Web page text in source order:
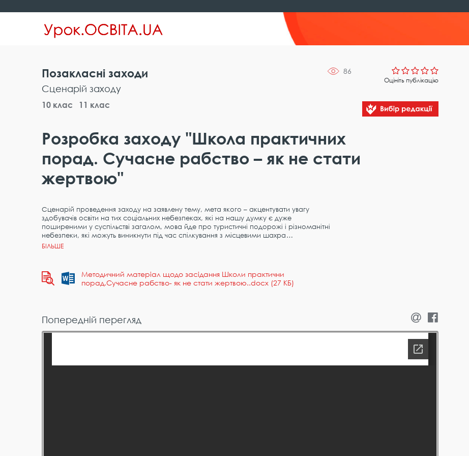
86
Оцініть публікацію
Позакласні заходи
Сценарій заходу
10 клас 11 клас
Розробка заходу "Школа практичних
порад. Сучасне рабство – як не стати
жертвою"
Сценарій проведення заходу на заявлену тему, мета якого – акцентувати увагу
здобувачів освіти на тих соціальних небезпеках, які на нашу думку є дуже
поширеними у суспільстві загалом, мова йде про туристичні подорожі і різноманітні
небезпеки, які можуть виникнути під час спілкування з місцевими шахра
Методичний матеріал щодо засідання Школи практични
порад.Сучасне рабство- як не стати жертвою..docx (27 КБ)
Попередній перегляд